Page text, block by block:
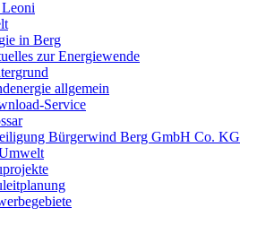
Leoni
in Berg
zur Energiewende
allgemein
Service
Bürgerwind Berg GmbH Co. KG